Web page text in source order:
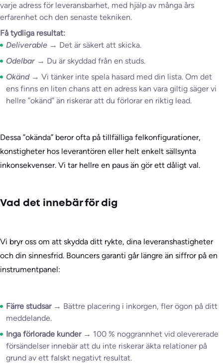
varje adress för leveransbarhet, med hjälp av många års
erfarenhet och den senaste tekniken.
Få tydliga resultat:
Deliverable → Det är säkert att skicka.
Odelbar → Du är skyddad från en studs.
Okänd→ Vi tänker inte spela hasard med din lista. Om det
ens finns en liten chans att en adress kan vara giltig säger vi
hellre ”okänd” än riskerar att du förlorar en riktig lead.
Dessa ”okända” beror ofta på tillfälliga felkonfigurationer,
konstigheter hos leverantören eller helt enkelt sällsynta
inkonsekvenser. Vi tar hellre en paus än gör ett dåligt val.
Vad det innebär för dig
Vi bryr oss om att skydda ditt rykte, dina leveranshastigheter
och din sinnesfrid. Bouncers garanti går längre än siffror på en
instrumentpanel:
Färre studsar → Bättre placering i inkorgen, fler ögon på ditt
meddelande.
Inga förlorade kunder → 100 % noggrannhet vid olevererade
försändelser innebär att du inte riskerar äkta relationer på
grund av ett falskt negativt resultat.